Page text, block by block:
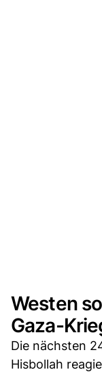
Westen
Gaza-
Die nächsten
Hisbollah